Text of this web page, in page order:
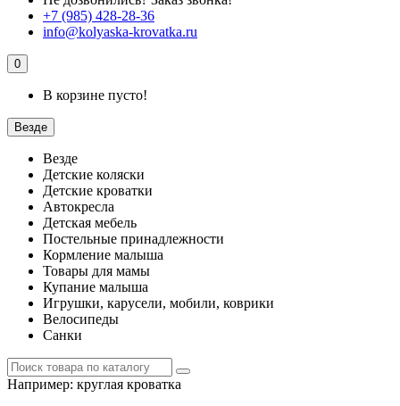
+7 (985) 428-28-36
info@kolyaska-krovatka.ru
0
В корзине пусто!
Везде
Везде
Детские коляски
Детские кроватки
Автокресла
Детская мебель
Постельные принадлежности
Кормление малыша
Товары для мамы
Купание малыша
Игрушки, карусели, мобили, коврики
Велосипеды
Санки
Например: круглая кроватка